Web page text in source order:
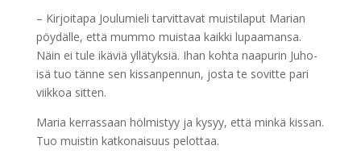
– Kirjoitapa Joulumieli tarvittavat muistilaput Marian
pöydälle, että mummo muistaa kaikki lupaamansa.
Näin ei tule ikäviä yllätyksiä. Ihan kohta naapurin Juho-
isä tuo tänne sen kissanpennun, josta te sovitte pari
viikkoa sitten.
Maria kerrassaan hölmistyy ja kysyy, että minkä kissan.
Tuo muistin katkonaisuus pelottaa.